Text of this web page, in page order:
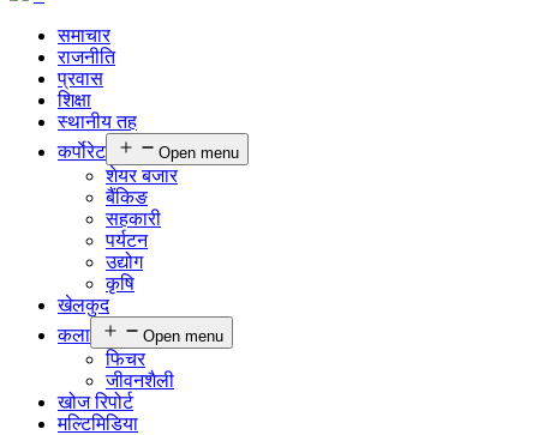
समाचार
राजनीति
प्रवास
शिक्षा
स्थानीय तह
कर्पाेरेट
Open menu
शेयर बजार
बैंकिङ
सहकारी
पर्यटन
उद्योग
कृषि
खेलकुद
कला
Open menu
फिचर
जीवनशैली
खोज रिपोर्ट
मल्टिमिडिया